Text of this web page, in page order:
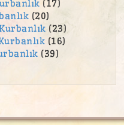
(17)
(20)
(23)
(16)
(39)